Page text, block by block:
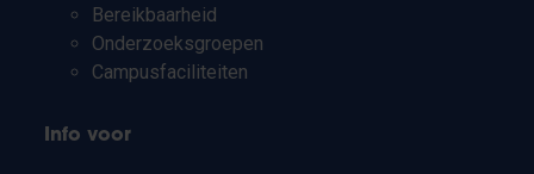
Bereikbaarheid
Onderzoeksgroepen
Campusfaciliteiten
Info voor